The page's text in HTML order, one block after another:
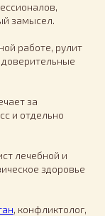
замысел.
работе, рулит
за
и отдельно
лечебной и
здоровье
, конфликтолог,